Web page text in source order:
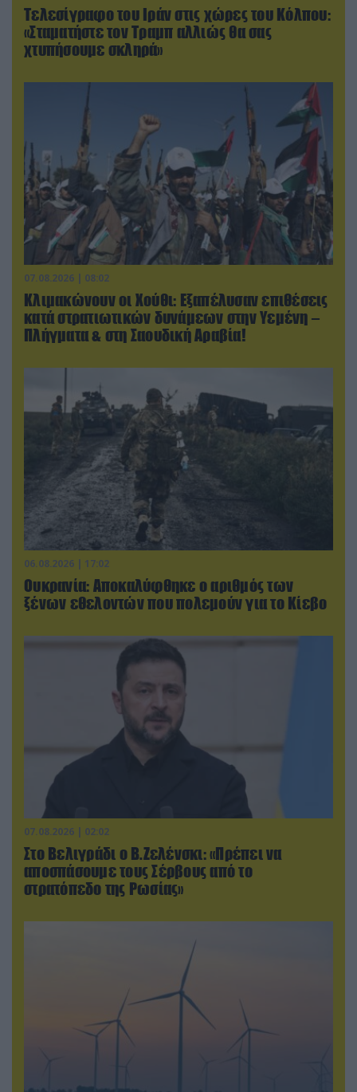
Τελεσίγραφο του Ιράν στις χώρες του Κόλπου:
«Σταματήστε τον Τραμπ αλλιώς θα σας
χτυπήσουμε σκληρά»
07.08.2026 | 08:02
Κλιμακώνουν οι Χούθι: Eξαπέλυσαν επιθέσεις
κατά στρατιωτικών δυνάμεων στην Υεμένη –
Πλήγματα & στη Σαουδική Αραβία!
06.08.2026 | 17:02
Ουκρανία: Αποκαλύφθηκε ο αριθμός των
ξένων εθελοντών που πολεμούν για το Κίεβο
07.08.2026 | 02:02
Στο Βελιγράδι ο Β.Ζελένσκι: «Πρέπει να
αποσπάσουμε τους Σέρβους από το
στρατόπεδο της Ρωσίας»